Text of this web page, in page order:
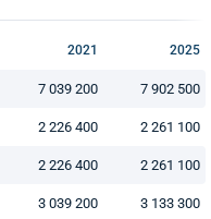
2021 2025
7 039 200 7 902 500
2 226 400 2 261 100
2 226 400 2 261 100
3 039 200 3 133 300